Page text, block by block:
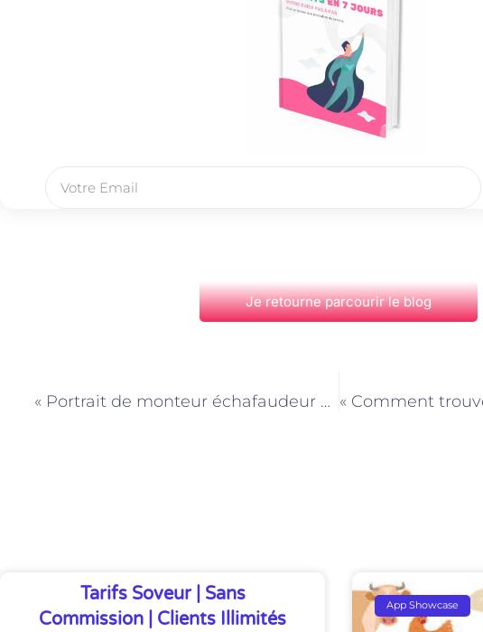
Je retourne parcourir le blog
« Portrait de monteur échafaudeur à Paris : témoignages de professionnels »
Tarifs Soveur | Sans
Commission | Clients Illimités
App Showcase